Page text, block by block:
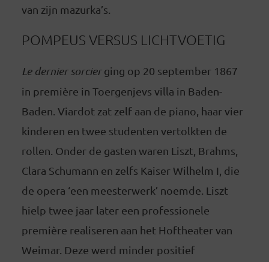
van zijn mazurka’s.
POMPEUS VERSUS LICHTVOETIG
Le dernier sorcierging op 20 september 1867
in première in Toergenjevs villa in Baden-
Baden. Viardot zat zelf aan de piano, haar vier
kinderen en twee studenten vertolkten de
rollen. Onder de gasten waren Liszt, Brahms,
Clara Schumann en zelfs Kaiser Wilhelm I, die
de opera ‘een meesterwerk’ noemde. Liszt
hielp twee jaar later een professionele
première realiseren aan het Hoftheater van
Weimar. Deze werd minder positief